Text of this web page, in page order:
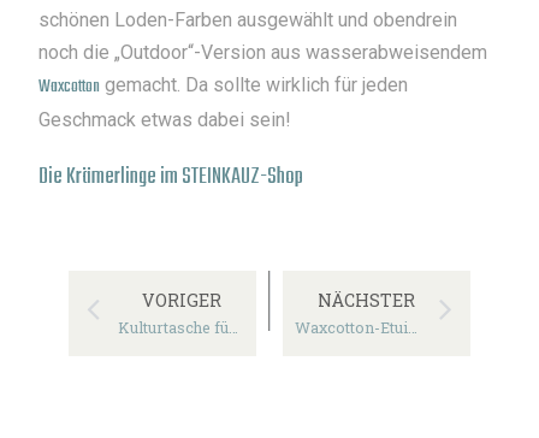
schönen Loden-Farben ausgewählt und obendrein
noch die „Outdoor“-Version aus wasserabweisendem
Waxcotton gemacht. Da sollte wirklich für jeden
Geschmack etwas dabei sein!
Die Krämerlinge im STEINKAUZ-Shop
VORIGER
Kulturtasche für Abenteurer: Der Cultus
NÄCHSTER
Waxcotton-Etui „Krims“